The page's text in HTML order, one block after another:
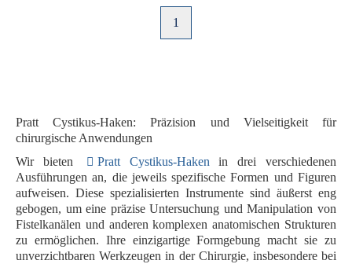
1
Pratt Cystikus-Haken: Präzision und Vielseitigkeit für
chirurgische Anwendungen
Wir bieten
Pratt Cystikus-Haken in drei verschiedenen
Ausführungen an, die jeweils spezifische Formen und Figuren
aufweisen. Diese spezialisierten Instrumente sind äußerst eng
gebogen, um eine präzise Untersuchung und Manipulation von
Fistelkanälen und anderen komplexen anatomischen Strukturen
zu ermöglichen. Ihre einzigartige Formgebung macht sie zu
unverzichtbaren Werkzeugen in der Chirurgie, insbesondere bei